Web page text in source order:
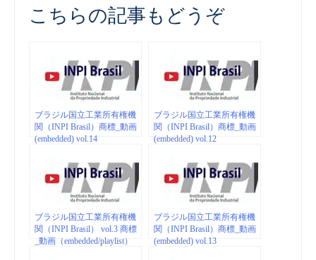
こちらの記事もどうぞ
ブラジル国立工業所有権機
関（INPI Brasil）商標_動画
(embedded) vol.14
ブラジル国立工業所有権機
関（INPI Brasil）商標_動画
(embedded) vol.12
ブラジル国立工業所有権機
関（INPI Brasil） vol.3 商標
_動画（embedded/playlist）
ブラジル国立工業所有権機
関（INPI Brasil）商標_動画
(embedded) vol.13